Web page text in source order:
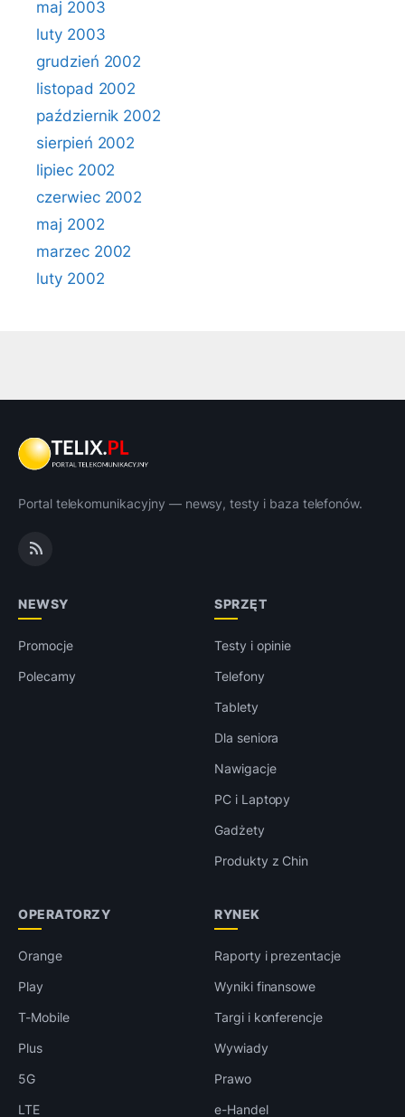
maj 2003
luty 2003
grudzień 2002
listopad 2002
październik 2002
sierpień 2002
lipiec 2002
czerwiec 2002
maj 2002
marzec 2002
luty 2002
Portal telekomunikacyjny — newsy, testy i baza telefonów.
NEWSY
Promocje
Polecamy
SPRZĘT
Testy i opinie
Telefony
Tablety
Dla seniora
Nawigacje
PC i Laptopy
Gadżety
Produkty z Chin
OPERATORZY
Orange
Play
T-Mobile
Plus
5G
LTE
RYNEK
Raporty i prezentacje
Wyniki finansowe
Targi i konferencje
Wywiady
Prawo
e-Handel